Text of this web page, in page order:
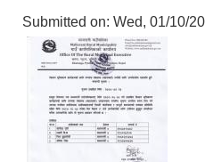
Submitted on: Wed, 01/10/